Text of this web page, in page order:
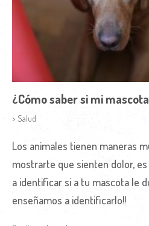
¿Cómo saber si mi
> Salud
Los animales tienen maneras
mostrarte que sienten dolor,
a identificar si a tu mascota le
enseñamos a identificarlo!!